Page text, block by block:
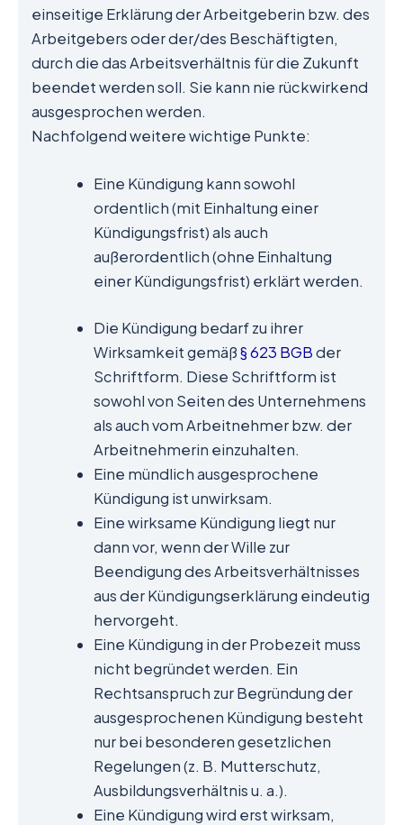
einseitige Erklärung der Arbeitgeberin bzw. des
Arbeitgebers oder der/des Beschäftigten,
durch die das Arbeitsverhältnis für die Zukunft
beendet werden soll. Sie kann nie rückwirkend
ausgesprochen werden.
Nachfolgend weitere wichtige Punkte:
Eine Kündigung kann sowohl
ordentlich (mit Einhaltung einer
Kündigungsfrist) als auch
außerordentlich (ohne Einhaltung
einer Kündigungsfrist) erklärt werden.
Die Kündigung bedarf zu ihrer
Wirksamkeit gemäß§ 623 BGBder
Schriftform. Diese Schriftform ist
sowohl von Seiten des Unternehmens
als auch vom Arbeitnehmer bzw. der
Arbeitnehmerin einzuhalten.
Eine mündlich ausgesprochene
Kündigung ist unwirksam.
Eine wirksame Kündigung liegt nur
dann vor, wenn der Wille zur
Beendigung des Arbeitsverhältnisses
aus der Kündigungserklärung eindeutig
hervorgeht.
Eine Kündigung in der Probezeit muss
nicht begründet werden. Ein
Rechtsanspruch zur Begründung der
ausgesprochenen Kündigung besteht
nur bei besonderen gesetzlichen
Regelungen (z. B. Mutterschutz,
Ausbildungsverhältnis u. a.).
Eine Kündigung wird erst wirksam,